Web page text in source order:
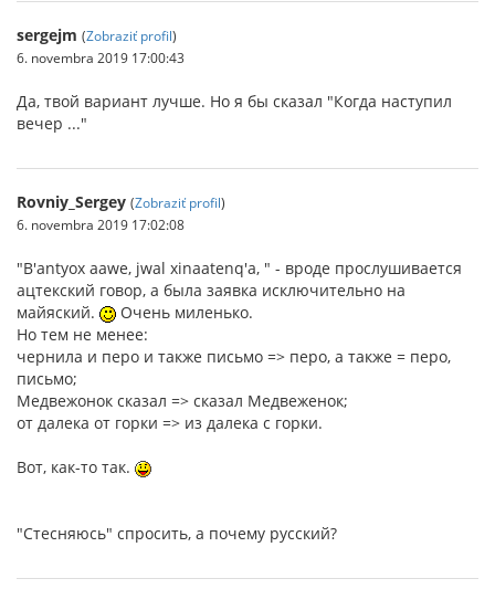
sergejm (Zobraziť profil)
6. novembra 2019 17:00:43
Да, твой вариант лучше. Но я бы сказал "Когда наступил
вечер ..."
Rovniy_Sergey (Zobraziť profil)
6. novembra 2019 17:02:08
"B'antyox aawe, jwal xinaatenq'a, " - вроде прослушивается
ацтекский говор, а была заявка исключительно на
майяский.
Очень миленько.
Но тем не менее:
чернила и перо и также письмо => перо, а также = перо,
письмо;
Медвежонок сказал => сказал Медвеженок;
от далека от горки => из далека с горки.
Вот, как-то так.
"Стесняюсь" спросить, а почему русский?